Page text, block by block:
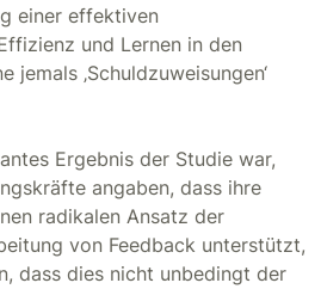
einer effektiven
und Lernen in den
jemals ‚Schuldzuweisungen‘
Ergebnis der Studie war,
angaben, dass ihre
radikalen Ansatz der
von Feedback unterstützt,
dass dies nicht unbedingt der